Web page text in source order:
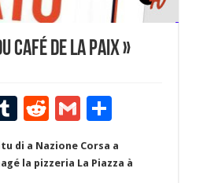
Café de la Paix »
T
u
m
R
e
d
G
ai
P
ta
di a Nazione Corsa a
la pizzeria La Piazza à